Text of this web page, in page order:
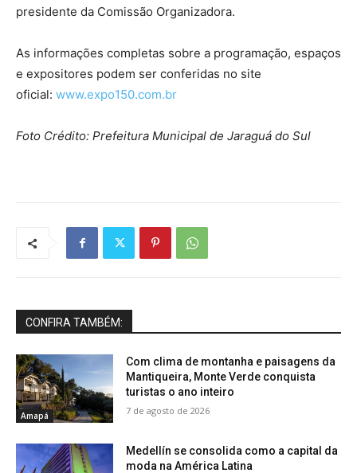
presidente da Comissão Organizadora.
As informações completas sobre a programação, espaços
e expositores podem ser conferidas no site
oficial: www.expo150.com.br
Foto Crédito: Prefeitura Municipal de Jaraguá do Sul
CONFIRA TAMBÉM:
Amapá
Com clima de montanha e paisagens da
Mantiqueira, Monte Verde conquista
turistas o ano inteiro
7 de agosto de 2026
Medellín se consolida como a capital da
moda na América Latina